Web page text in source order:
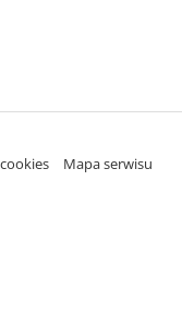
Mapa serwisu